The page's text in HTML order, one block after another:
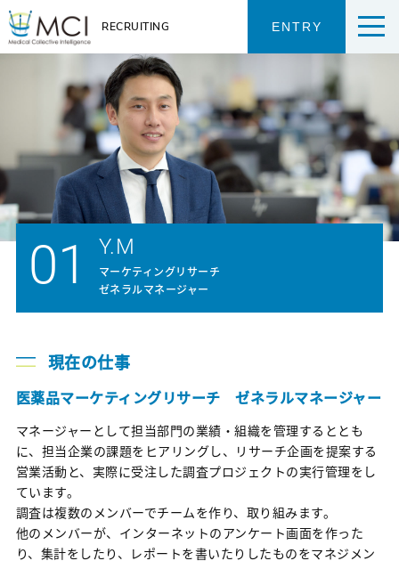
RECRUITING ENTRY
01 Y.M
マーケティングリサーチ
ゼネラルマネージャー
現在の仕事
医薬品マーケティングリサーチ ゼネラルマネージャー
マネージャーとして担当部門の業績・組織を管理するととも
に、担当企業の課題をヒアリングし、リサーチ企画を提案する
営業活動と、実際に受注した調査プロジェクトの実行管理をし
ています。
調査は複数のメンバーでチームを作り、取り組みます。
他のメンバーが、インターネットのアンケート画面を作った
り、集計をしたり、レポートを書いたりしたものをマネジメン
トップページ
COMPANY
エム・シー・アイについて
私たちとクライアント
事業紹介｜マーケティングリサーチ
事業紹介｜デジタルマーケティング